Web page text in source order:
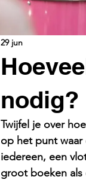
nodig?
29 jun
Twijfel je over
op het punt
iedereen, een
groot boeken